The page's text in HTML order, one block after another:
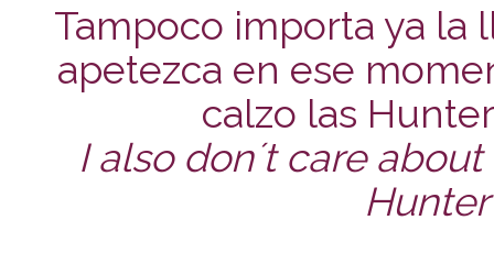
Tampoco importa ya la
apetezca en ese
calzo las
I also don´t care